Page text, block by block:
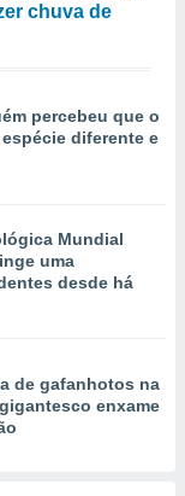
chuva de
percebeu que o
diferente e
Mundial
uma
desde há
de gafanhotos na
enxame